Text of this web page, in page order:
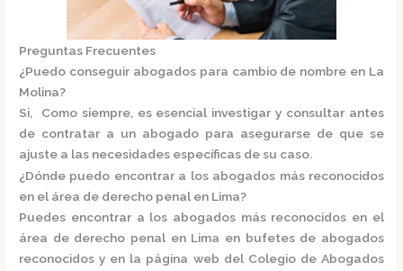
Preguntas Frecuentes
¿Puedo conseguir abogados para cambio de nombre en La
Molina?
Si, Como siempre, es esencial investigar y consultar antes
de contratar a un abogado para asegurarse de que se
ajuste a las necesidades específicas de su caso.
¿Dónde puedo encontrar a los abogados más reconocidos
en el área de derecho penal en Lima?
Puedes encontrar a los abogados más reconocidos en el
área de derecho penal en Lima en bufetes de abogados
reconocidos y en la página web del Colegio de Abogados